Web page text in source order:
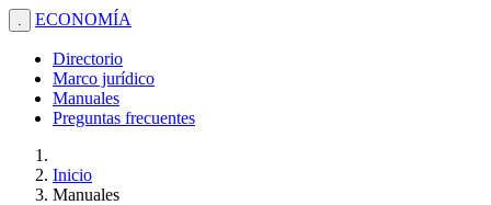
. ECONOMÍA
Directorio
Marco jurídico
Manuales
Preguntas frecuentes
Inicio
Manuales